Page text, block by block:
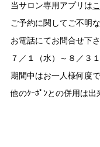
当サロン専用アプリは
ご予約に関してご不明
お電話にてお問合せ下
７／１（水）～８／３１
期間中はお一人様何度
他のｸｰﾎﾟﾝとの併用は出